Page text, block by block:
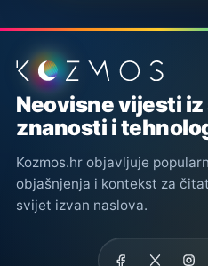
Podnožje stranice
Neovisne vijesti
znanosti i
Kozmos.hr objavljuje
objašnjenja i kontekst za
svijet izvan naslova.